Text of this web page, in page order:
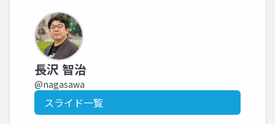
長沢 智治
@nagasawa
スライド一覧